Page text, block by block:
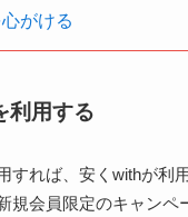
がける
利用する
すれば、安くwithが利
規会員限定のキャンペ